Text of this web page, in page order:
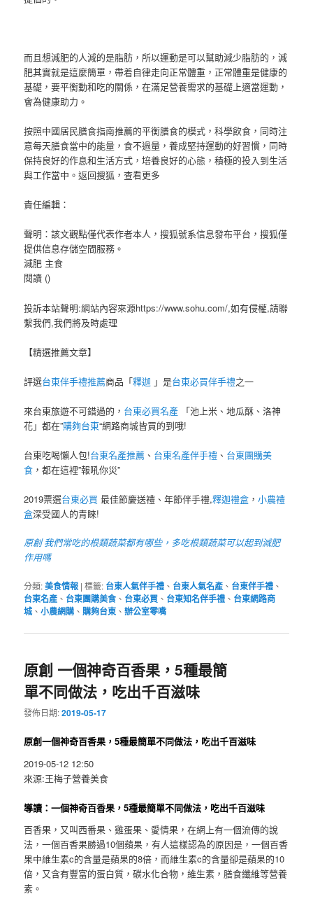
而且想減肥的人減的是脂肪，所以運動是可以幫助減少脂肪的，減
肥其實就是這麼簡單，帶着自律走向正常體重，正常體重是健康的
基礎，要平衡動和吃的關係，在滿足營養需求的基礎上適當運動，
會為健康助力。
按照中國居民膳食指南推薦的平衡膳食的模式，科學飲食，同時注
意每天膳食當中的能量，食不過量，養成堅持運動的好習慣，同時
保持良好的作息和生活方式，培養良好的心態，積極的投入到生活
與工作當中。返回搜狐，查看更多
責任編輯：
聲明：該文觀點僅代表作者本人，搜狐號系信息發布平台，搜狐僅
提供信息存儲空間服務。
減肥 主食
閱讀 ()
投訴本站聲明:網站內容來源https://www.sohu.com/,如有侵權,請聯
繫我們,我們將及時處理
【精選推薦文章】
評選台東伴手禮推薦商品「釋迦 」是台東必買伴手禮之一
來台東旅遊不可錯過的， 台東必買名產 「池上米、地瓜酥、洛神
花」都在”購夠台東“網路商城皆買的到哦!
台東吃喝懶人包!台東名產推薦 、 台東名產伴手禮 、 台東團購美
食 ，都在這裡”報吼你災”
2019票選台東必買 最佳節慶送禮、年節伴手禮,釋迦禮盒 ，小農禮
盒深受國人的青睞!
原創 我們常吃的根類蔬菜都有哪些，多吃根類蔬菜可以起到減肥
作用嗎
分類:美食情報 |標籤: 台東人氣伴手禮 、 台東人氣名產 、 台東伴手禮 、
台東名產 、 台東團購美食 、 台東必買 、 台東知名伴手禮 、 台東網路商
城 、小農網購 、購夠台東 、辦公室零嘴
原創 一個神奇百香果，5種最簡
單不同做法，吃出千百滋味
發佈日期:2019-05-17
原創一個神奇百香果，5種最簡單不同做法，吃出千百滋味
2019-05-12 12:50
來源:王梅子營養美食
導讀：一個神奇百香果，5種最簡單不同做法，吃出千百滋味
百香果，又叫西番果、雞蛋果、愛情果，在網上有一個流傳的說
法，一個百香果勝過10個蘋果，有人這樣認為的原因是，一個百香
果中維生素c的含量是蘋果的8倍，而維生素c的含量卻是蘋果的10
倍，又含有豐富的蛋白質，碳水化合物，維生素，膳食纖維等營養
素。